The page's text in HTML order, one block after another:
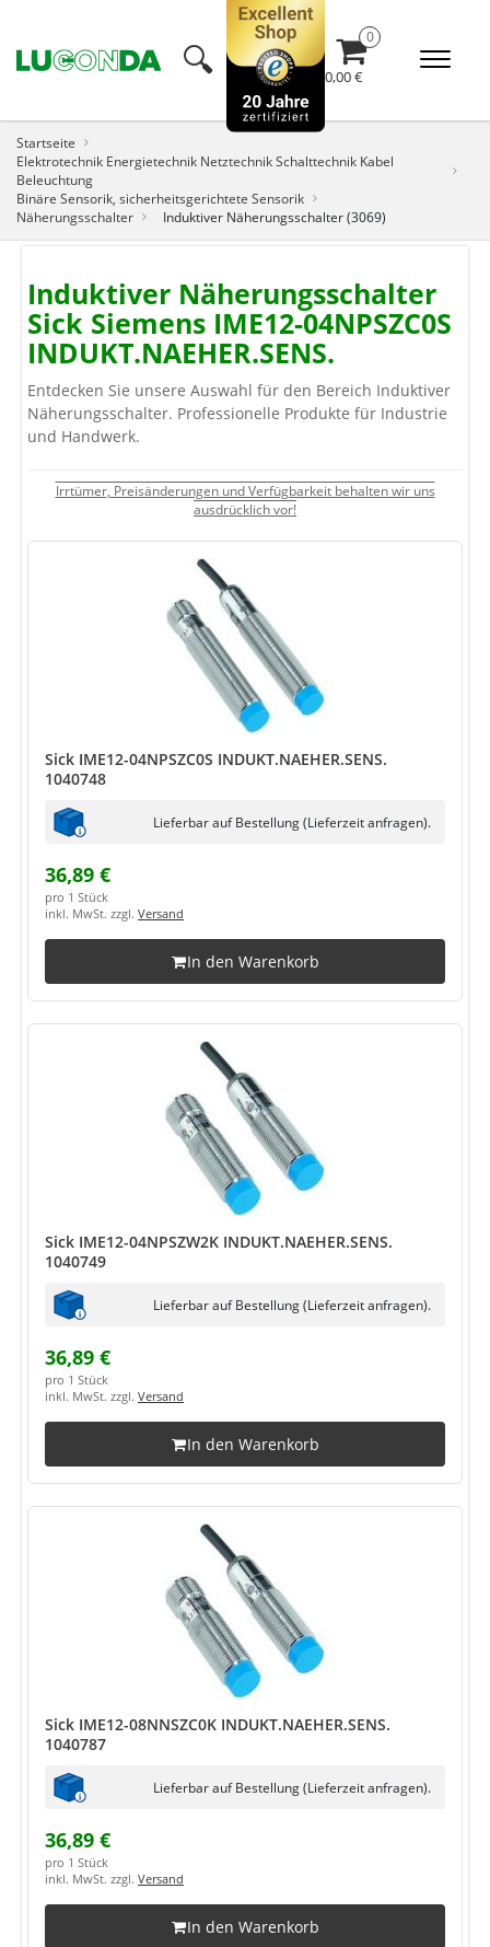
🔍︎ 0,00 €
Startseite
Elektrotechnik Energietechnik Netztechnik Schalttechnik Kabel
Beleuchtung
Binäre Sensorik, sicherheitsgerichtete Sensorik
Näherungsschalter
Induktiver Näherungsschalter (3069)
Induktiver Näherungsschalter
Sick Siemens IME12-04NPSZC0S
INDUKT.NAEHER.SENS.
Entdecken Sie unsere Auswahl für den Bereich Induktiver
Näherungsschalter. Professionelle Produkte für Industrie
und Handwerk.
Irrtümer, Preisänderungen und Verfügbarkeit behalten wir uns
ausdrücklich vor!
Sick IME12-04NPSZC0S INDUKT.NAEHER.SENS.
1040748
Lieferbar auf Bestellung (Lieferzeit anfragen).
36,89 €
pro 1 Stück
inkl. MwSt. zzgl. Versand
In den Warenkorb
Sick IME12-04NPSZW2K INDUKT.NAEHER.SENS.
1040749
Lieferbar auf Bestellung (Lieferzeit anfragen).
36,89 €
pro 1 Stück
inkl. MwSt. zzgl. Versand
In den Warenkorb
Sick IME12-08NNSZC0K INDUKT.NAEHER.SENS.
1040787
Lieferbar auf Bestellung (Lieferzeit anfragen).
36,89 €
pro 1 Stück
inkl. MwSt. zzgl. Versand
In den Warenkorb